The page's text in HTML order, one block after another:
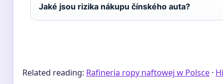
Jaké jsou rizika nákupu čínského auta?
Related reading: Rafineria ropy naftowej w Polsce ·